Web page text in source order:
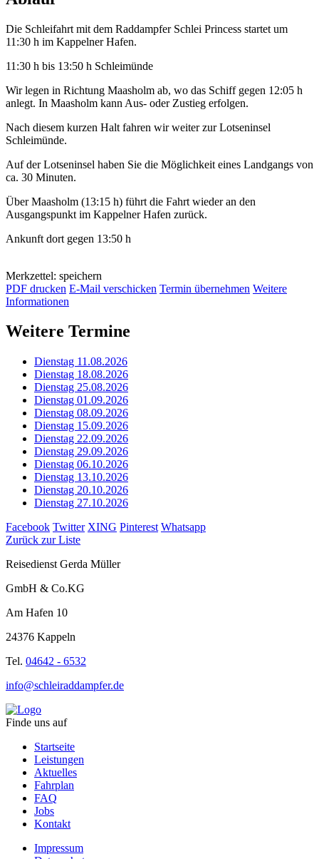
Die Schleifahrt mit dem Raddampfer Schlei Princess startet um
11:30 h im Kappelner Hafen.
11:30 h bis 13:50 h Schleimünde
Wir legen in Richtung Maasholm ab, wo das Schiff gegen 12:05 h
anlegt. In Maasholm kann Aus- oder Zustieg erfolgen.
Nach diesem kurzen Halt fahren wir weiter zur Lotseninsel
Schleimünde.
Auf der Lotseninsel haben Sie die Möglichkeit eines Landgangs von
ca. 30 Minuten.
Über Maasholm (13:15 h) führt die Fahrt wieder an den
Ausgangspunkt im Kappelner Hafen zurück.
Ankunft dort gegen 13:50 h
Merkzettel: speichern
PDF drucken E-Mail verschicken Termin übernehmen Weitere
Informationen
Weitere Termine
Dienstag 11.08.2026
Dienstag 18.08.2026
Dienstag 25.08.2026
Dienstag 01.09.2026
Dienstag 08.09.2026
Dienstag 15.09.2026
Dienstag 22.09.2026
Dienstag 29.09.2026
Dienstag 06.10.2026
Dienstag 13.10.2026
Dienstag 20.10.2026
Dienstag 27.10.2026
Facebook Twitter XING Pinterest Whatsapp
Zurück zur Liste
Reisedienst Gerda Müller
GmbH & Co.KG
Am Hafen 10
24376 Kappeln
Tel. 04642 - 6532
info@schleiraddampfer.de
Finde uns auf
Startseite
Leistungen
Aktuelles
Fahrplan
FAQ
Jobs
Kontakt
Impressum